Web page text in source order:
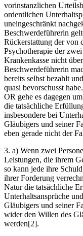
vorinstanzlichen
ordentlichen
uneingeschränkt
Beschwerdeführerin
Rückerstattung der von
Psychotherapie der
Krankenkasse nicht
Beschwerdeführerin
bereits selbst bezahlt
quasi bevorschusst
OR gehe es dagegen
die tatsächliche
insbesondere bei
Gläubigers und seiner
eben gerade nicht der
3. a) Wenn zwei
Leistungen, die ihrem
so kann jede ihre
ihrer Forderung
Natur die tatsächliche
Unterhaltsansprüche
Gläubigers und seiner
wider den Willen des
werden[2].